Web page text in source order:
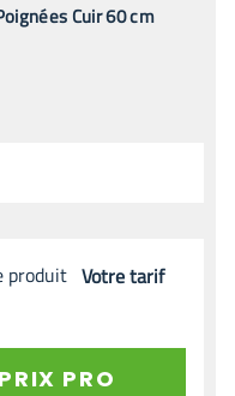
Cuir 60 cm
Votre tarif
PRO